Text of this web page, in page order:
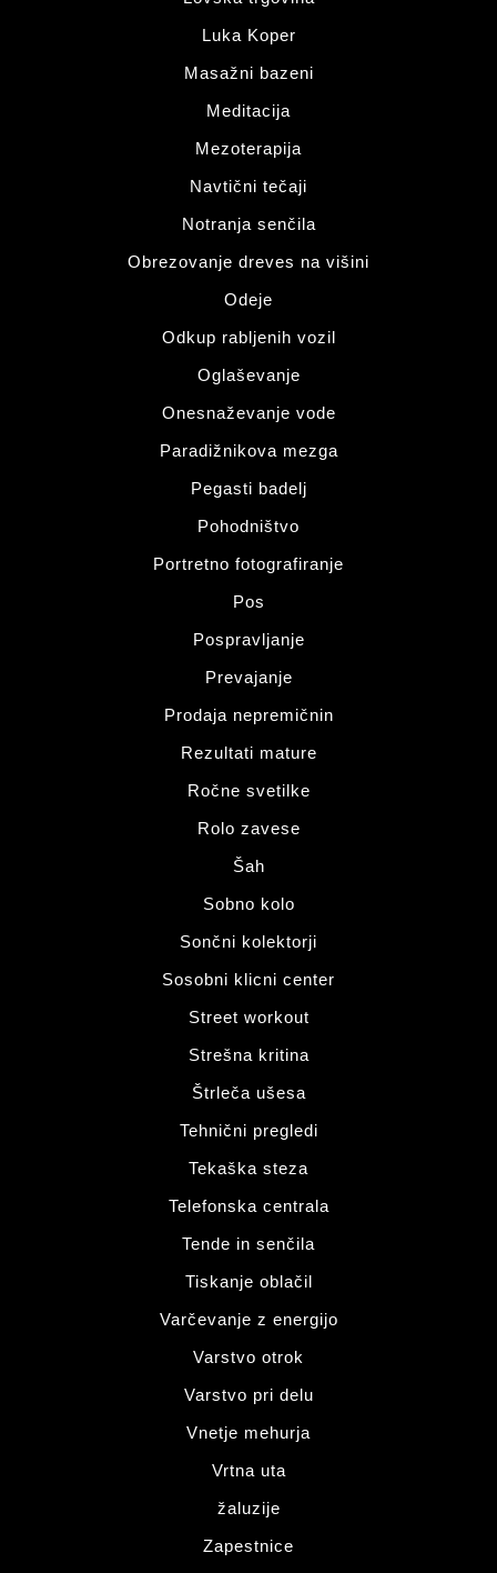
Luka Koper
Masažni bazeni
Meditacija
Mezoterapija
Navtični tečaji
Notranja senčila
Obrezovanje dreves na višini
Odeje
Odkup rabljenih vozil
Oglaševanje
Onesnaževanje vode
Paradižnikova mezga
Pegasti badelj
Pohodništvo
Portretno fotografiranje
Pos
Pospravljanje
Prevajanje
Prodaja nepremičnin
Rezultati mature
Ročne svetilke
Rolo zavese
Šah
Sobno kolo
Sončni kolektorji
Sosobni klicni center
Street workout
Strešna kritina
Štrleča ušesa
Tehnični pregledi
Tekaška steza
Telefonska centrala
Tende in senčila
Tiskanje oblačil
Varčevanje z energijo
Varstvo otrok
Varstvo pri delu
Vnetje mehurja
Vrtna uta
žaluzije
Zapestnice